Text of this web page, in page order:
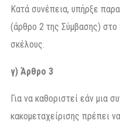
Κατά συνέπεια, υπήρξε
(άρθρο 2 της Σύμβασης) στο
σκέλους.
γ) Άρθρο 3
Για να καθοριστεί εάν μια
κακομεταχείρισης πρέπει